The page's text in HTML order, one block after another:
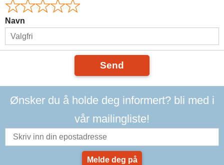
Navn
Send
Ønsker du å holde deg informert? bli med i
vår mailingliste!
Melde deg på